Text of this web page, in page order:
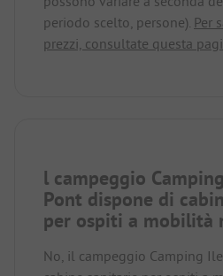
periodo scelto, persone). Per
prezzi, consultate questa
l campeggio
Pont dispone di
per ospiti a mobilità
No, il campeggio Camping